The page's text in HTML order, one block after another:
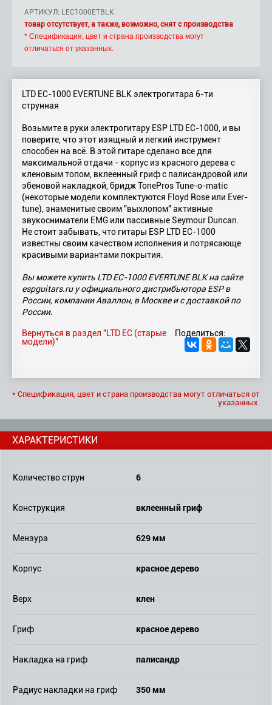
АРТИКУЛ: LEC1000ETBLK
товар отсутствует, а также, возможно, снят с производства
* Спецификация, цвет и страна производства могут
отличаться от указанных.
LTD EC-1000 EVERTUNE BLK электрогитара 6-ти
струнная
Возьмите в руки электрогитару ESP LTD EC-1000, и вы
поверите, что этот изящный и легкий инструмент
способен на всё. В этой гитаре сделано все для
максимальной отдачи - корпус из красного дерева с
кленовым топом, вклеенный гриф с палисандровой или
эбеновой накладкой, бридж TonePros Tune-o-matic
(некоторые модели комплектуются Floyd Rose или Ever-
tune), знаменитые своим "выхлопом" активные
звукосниматели EMG или пассивные Seymour Duncan.
Не стоит забывать, что гитары ESP LTD EC-1000
известны своим качеством исполнения и потрясающе
красивыми вариантами покрытия.
Вы можете купить LTD EC-1000 EVERTUNE BLK на сайте
espguitars.ru у официального дистрибьютора ESP в
России, компании Аваллон, в Москве и с доставкой по
России.
Поделиться:
Вернуться в раздел "LTD EC (старые
модели)"
* Спецификация, цвет и страна производства могут отличаться от
указанных.
ХАРАКТЕРИСТИКИ
Количество струн 6
Конструкция вклеенный гриф
Мензура 629 мм
Корпус красное дерево
Верх клен
Гриф красное дерево
Накладка на гриф палисандр
Радиус накладки на гриф 350 мм